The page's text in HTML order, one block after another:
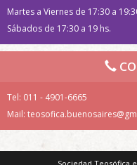
Martes a Viernes de 17:30 a
Sábados de 17:30 a 19 hs.
Tel: 011 - 4901-6665
Mail: